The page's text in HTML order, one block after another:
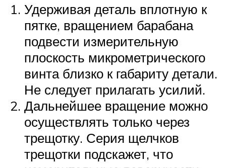
Удерживая деталь вплотную к
пятке, вращением барабана
подвести измерительную
плоскость микрометрического
винта близко к габариту детали.
Не следует прилагать усилий.
Дальнейшее вращение можно
осуществлять только через
трещотку. Серия щелчков
трещотки подскажет, что